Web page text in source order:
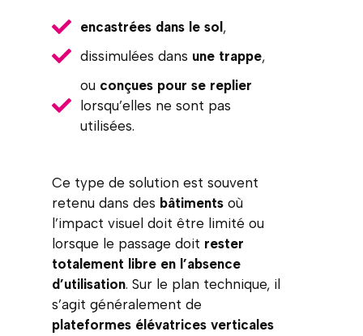
encastrées dans le sol,
dissimulées dans une trappe,
ou conçues pour se replier
lorsqu’elles ne sont pas
utilisées.
Ce type de solution est souvent
retenu dans des bâtimentsoù
l’impact visuel doit être limité ou
lorsque le passage doit rester
totalement libre en l’absence
d’utilisation. Sur le plan technique, il
s’agit généralement de
plateformes élévatrices verticales